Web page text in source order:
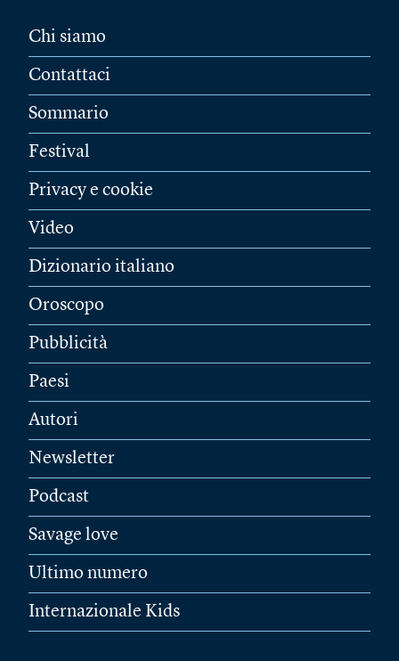
Chi siamo
Contattaci
Sommario
Festival
Privacy e cookie
Video
Dizionario italiano
Oroscopo
Pubblicità
Paesi
Autori
Newsletter
Podcast
Savage love
Ultimo numero
Internazionale Kids